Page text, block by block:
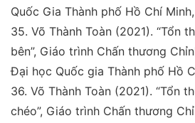
Quốc Gia Thành phố Hồ Chí
35. Võ Thành Toàn (2021). “Tổn
bên”, Giáo trình Chấn thương
Đại học Quốc gia Thành phố Hồ
36. Võ Thành Toàn (2021). “Tổn
chéo”, Giáo trình Chấn thương